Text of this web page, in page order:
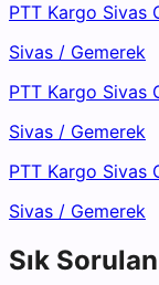
PTT Kargo Sivas
Sivas / Gemerek
PTT Kargo Sivas
Sivas / Gemerek
PTT Kargo Sivas
Sivas / Gemerek
Sık